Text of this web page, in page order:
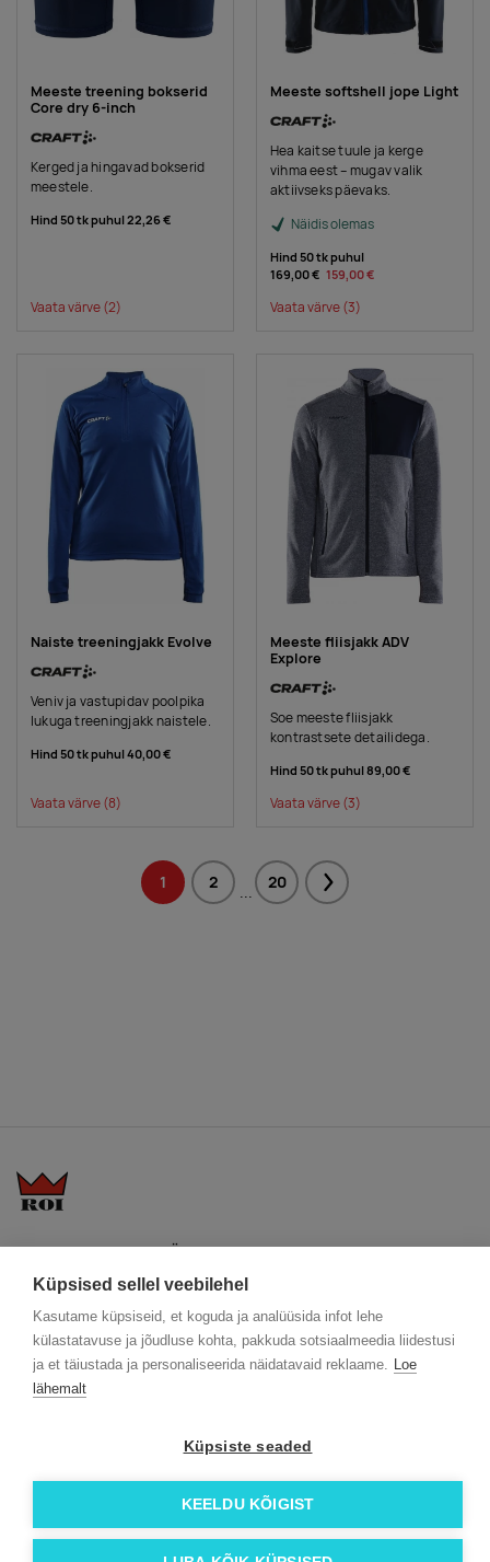
Küpsised sellel veebilehel
Kasutame küpsiseid, et koguda ja analüüsida infot lehe
külastatavuse ja jõudluse kohta, pakkuda sotsiaalmeedia liidestusi
ja et täiustada ja personaliseerida näidatavaid reklaame. Loe
lähemalt
Küpsiste seaded
KEELDU KÕIGIST
Meeste treening bokserid
Core dry 6-inch
Kerged ja hingavad bokserid
meestele.
Hind 50 tk puhul22,26 €
Vaata värve(2)
Meeste softshell jope Light
Hea kaitse tuule ja kerge
vihma eest – mugav valik
aktiivseks päevaks.
Näidis olemas
Hind 50 tk puhul
169,00 € 159,00 €
Vaata värve(3)
Naiste treeningjakk Evolve
Veniv ja vastupidav poolpika
lukuga treeningjakk naistele.
Hind 50 tk puhul40,00 €
Vaata värve(8)
Meeste fliisjakk ADV
Explore
Soe meeste fliisjakk
kontrastsete detailidega.
Hind 50 tk puhul89,00 €
Vaata värve(3)
1 2 ... 20 Next
KKK
Trükitehnikad
Meist lähemalt
Üldtingimused
ÖKO reklaamkingitused
Blogi
Facebook
Instagram
Linkedin
© 2026 Roi OÜ | Kõik õigused on kaitstud.